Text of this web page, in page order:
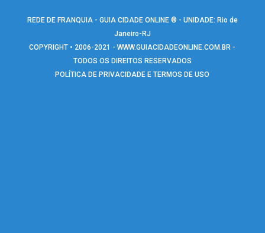
REDE DE FRANQUIA - GUIA CIDADE ONLINE ® - UNIDADE: Rio de
Janeiro-RJ
COPYRIGHT • 2006-2021 -WWW.GUIACIDADEONLINE.COM.BR -
TODOS OS DIREITOS RESERVADOS
POLÍTICA DE PRIVACIDADE E TERMOS DE USO